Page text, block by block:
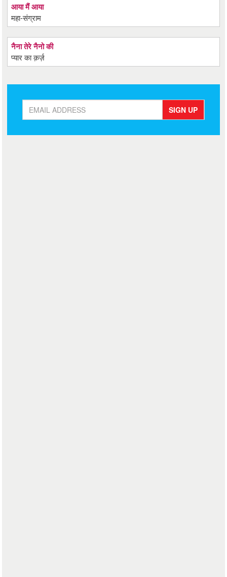
आया मैं आया
महा-संग्राम
नैना तेरे नैनो की
प्यार का क़र्ज़
SIGN UP